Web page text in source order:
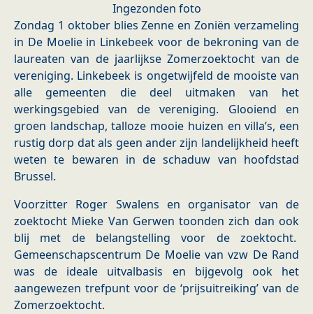
Ingezonden foto
Zondag 1 oktober blies Zenne en Zoniën verzameling
in De Moelie in Linkebeek voor de bekroning van de
laureaten van de jaarlijkse Zomerzoektocht van de
vereniging. Linkebeek is ongetwijfeld de mooiste van
alle gemeenten die deel uitmaken van het
werkingsgebied van de vereniging. Glooiend en
groen landschap, talloze mooie huizen en villa’s, een
rustig dorp dat als geen ander zijn landelijkheid heeft
weten te bewaren in de schaduw van hoofdstad
Brussel.
Voorzitter Roger Swalens en organisator van de
zoektocht Mieke Van Gerwen toonden zich dan ook
blij met de belangstelling voor de zoektocht.
Gemeenschapscentrum De Moelie van vzw De Rand
was de ideale uitvalbasis en bijgevolg ook het
aangewezen trefpunt voor de ‘prijsuitreiking’ van de
Zomerzoektocht.